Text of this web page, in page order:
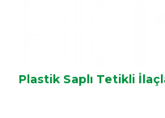
Plastik Saplı Tetikli